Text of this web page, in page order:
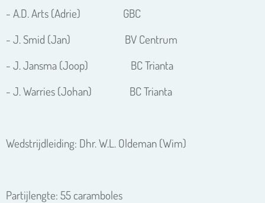
- A.D. Arts (Adrie) GBC
- J. Smid (Jan) BV Centrum
- J. Jansma (Joop) BC Trianta
- J. Warries (Johan) BC Trianta
Wedstrijdleiding: Dhr. W.L. Oldeman (Wim)
Partijlengte: 55 caramboles